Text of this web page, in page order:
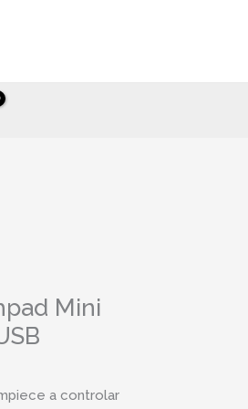
Mini
a controlar